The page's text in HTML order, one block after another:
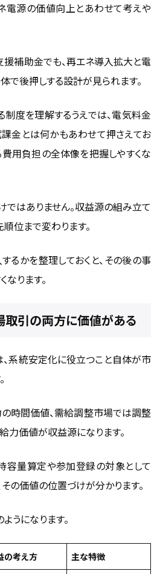
電源の価値向上とあわせて考えや
補助金でも、再エネ導入拡大と電
で後押しする設計が見られます。
制度を理解するうえでは、電気料金
金とは何かもあわせて押さえてお
費用負担の全体像を把握しやすくな
ではありません。収益源の組み立て
位まで変わります。
るかを整理しておくと、その後の事
ります。
取引の両方に価値がある
系統安定化に役立つこと自体が市
時間価値、需給調整市場では調整
力価値が収益源になります。
量算定や参加登録の対象として
の価値の位置づけが分かります。
うになります。
の考え方 主な特徴